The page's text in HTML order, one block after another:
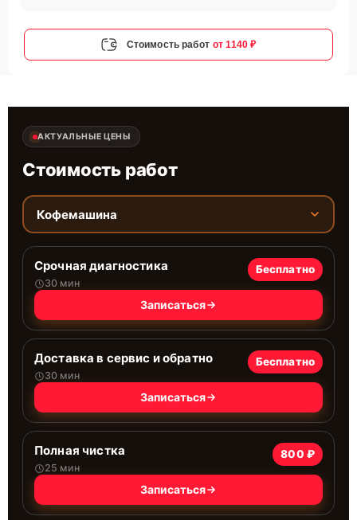
Стоимость работ от 1140 ₽
АКТУАЛЬНЫЕ ЦЕНЫ
Стоимость работ
Кофемашина
Срочная диагностика
30 мин
Бесплатно
Записаться
Доставка в сервис и обратно
30 мин
Бесплатно
Записаться
Полная чистка
25 мин
800 ₽
Записаться